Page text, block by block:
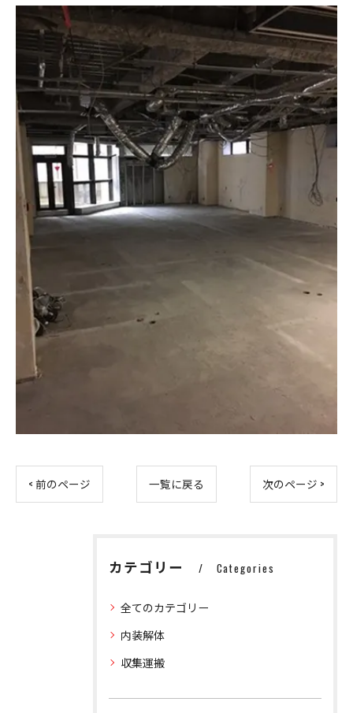
< 前のページ 一覧に戻る 次のページ >
カテゴリー Categories
全てのカテゴリー
内装解体
収集運搬